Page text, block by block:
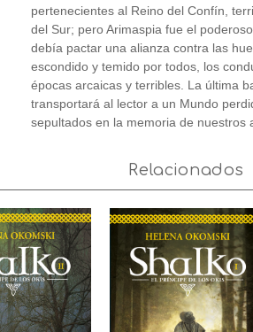
pertenecientes al Reino del Confín,
del Sur; pero Arimaspia fue el
debía pactar una alianza contra las
escondido y temido por todos, los
épocas arcaicas y terribles. La última
transportará al lector a un Mundo
sepultados en la memoria de nuestros
Relacionados